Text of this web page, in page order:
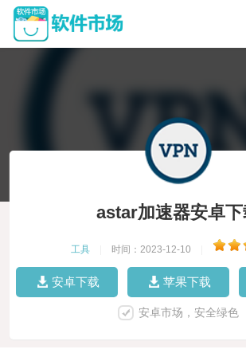
astar加速器安卓
工具 时间：2023-12-10
安卓下载 苹果下载
安卓市场，安全绿色